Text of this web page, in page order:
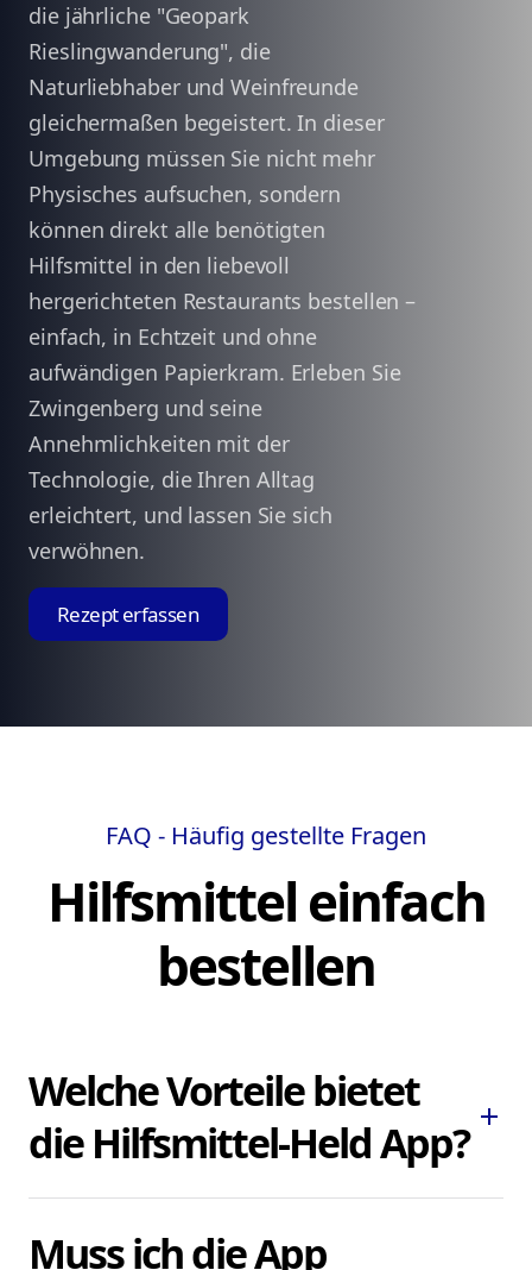
die jährliche "Geopark
Rieslingwanderung", die
Naturliebhaber und Weinfreunde
gleichermaßen begeistert. In dieser
Umgebung müssen Sie nicht mehr
Physisches aufsuchen, sondern
können direkt alle benötigten
Hilfsmittel in den liebevoll
hergerichteten Restaurants bestellen –
einfach, in Echtzeit und ohne
aufwändigen Papierkram. Erleben Sie
Zwingenberg und seine
Annehmlichkeiten mit der
Technologie, die Ihren Alltag
erleichtert, und lassen Sie sich
verwöhnen.
Rezept erfassen
FAQ - Häufig gestellte Fragen
Hilfsmittel einfach
bestellen
Welche Vorteile bietet
die Hilfsmittel-Held App? add
Ihnen, dringend benötigte Pflegehilfsmittel
Muss ich die App